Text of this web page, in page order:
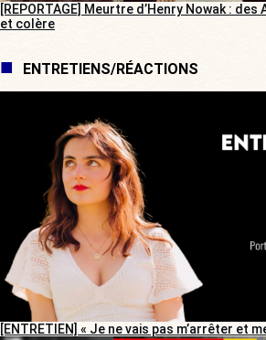
[REPORTAGE] Meurtre d’Henry Nowak :
et colère
ENTRETIENS/RÉACTIONS
[ENTRETIEN] « Je ne vais pas m’arrêter et